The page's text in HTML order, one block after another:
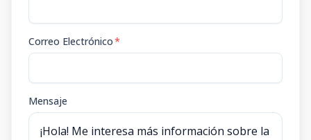
Correo Electrónico*
Mensaje